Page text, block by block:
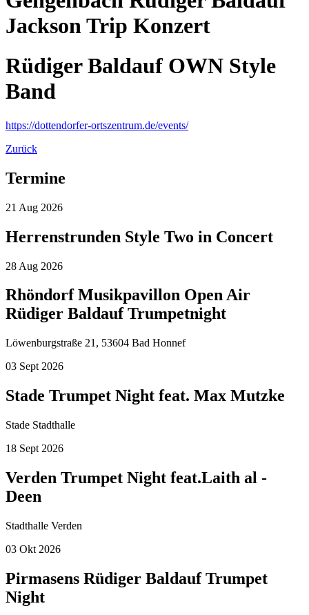
Jackson Trip Konzert
Rüdiger Baldauf OWN Style
Band
https://dottendorfer-ortszentrum.de/events/
Zurück
Termine
21 Aug 2026
Herrenstrunden Style Two in Concert
28 Aug 2026
Rhöndorf Musikpavillon Open Air
Rüdiger Baldauf Trumpetnight
Löwenburgstraße 21, 53604 Bad Honnef
03 Sept 2026
Stade Trumpet Night feat. Max Mutzke
Stade Stadthalle
18 Sept 2026
Verden Trumpet Night feat.Laith al -
Deen
Stadthalle Verden
03 Okt 2026
Pirmasens Rüdiger Baldauf Trumpet
Night